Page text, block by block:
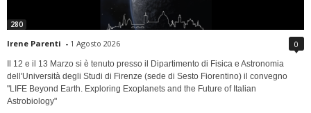
280
Irene Parenti - 1 Agosto 2026 0
Il 12 e il 13 Marzo si è tenuto presso il Dipartimento di Fisica e Astronomia
dell'Università degli Studi di Firenze (sede di Sesto Fiorentino) il convegno
"LIFE Beyond Earth. Exploring Exoplanets and the Future of Italian
Astrobiology"